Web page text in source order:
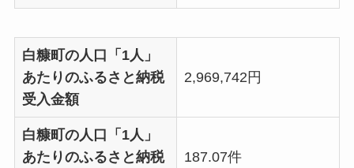
白糠町の人口「1人」
あたりのふるさと納税
受入金額
2,969,742円
白糠町の人口「1人」
あたりのふるさと納税
187.07件